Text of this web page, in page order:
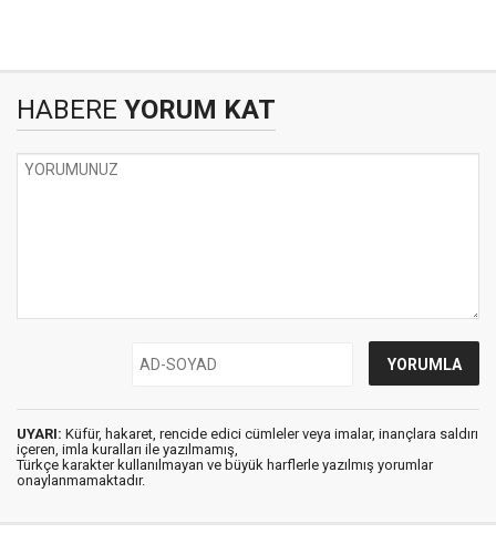
HABERE YORUM KAT
UYARI: Küfür, hakaret, rencide edici cümleler veya imalar, inançlara saldırı
içeren, imla kuralları ile yazılmamış,
Türkçe karakter kullanılmayan ve büyük harflerle yazılmış yorumlar
onaylanmamaktadır.